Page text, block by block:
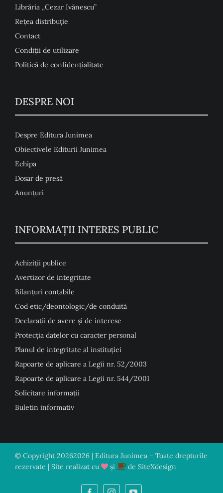
Librăria „Cezar Ivănescu”
Rețea distribuție
Contact
Condiţii de utilizare
Politică de confidențialitate
DESPRE NOI
Despre Editura Junimea
Obiectivele Editurii Junimea
Echipa
Dosar de presă
Anunţuri
INFORMAȚII INTERES PUBLIC
Achiziții publice
Avertizor de integritate
Bilanțuri contabile
Cod etic/deontologic/de conduită
Declarații de avere și de interese
Protecția datelor cu caracter personal
Planul de integritate al instituției
Rapoarte de aplicare a Legii nr. 52/2003
Rapoarte de aplicare a Legii nr. 544/2001
Solicitare informații
Buletin informativ
© Copyright 20262026 | Editura Junimea – Toate drepturile
rezervate | Site realizat cu
și de SiteXdesign